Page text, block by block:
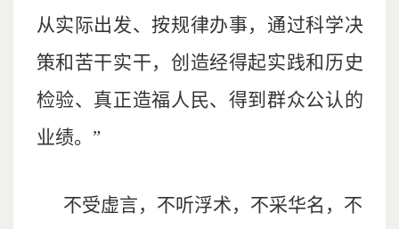
从实际出发、按规律办事，通过科学决
策和苦干实干，创造经得起实践和历史
检验、真正造福人民、得到群众公认的
业绩。”
不受虚言，不听浮术，不采华名，不